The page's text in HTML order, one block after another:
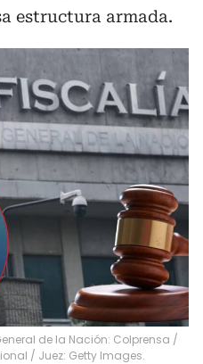
estructura armada.
de la Nación: Colprensa /
/ Juez: Getty Images.